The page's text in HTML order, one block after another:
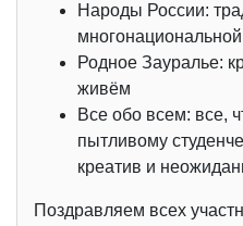
Народы России:
Родное Зауралье:
живём
Все обо всем: все,
пытливому
креатив и
Поздравляем всех